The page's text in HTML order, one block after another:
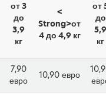
от 3
до
3,9
кг
<
Strong>от
4 до 4,9 кг
от
до
5,9
кг
7,90
евро
10,90 евро